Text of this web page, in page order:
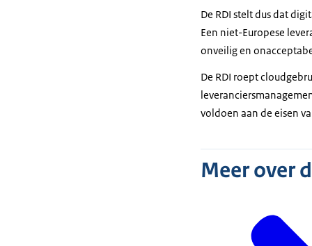
De RDI stelt dus dat
Een niet-Europese
onveilig en
De RDI roept
voldoen aan de eisen
Meer over